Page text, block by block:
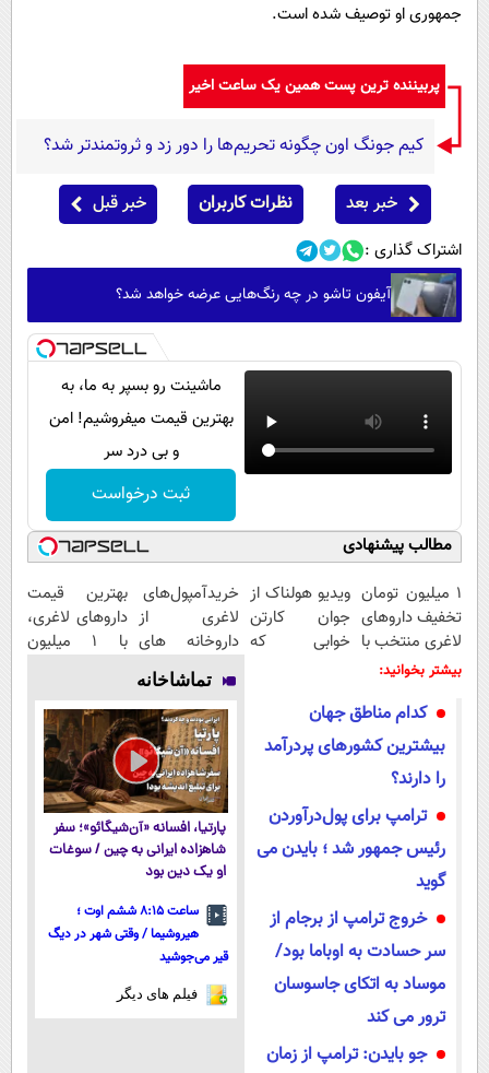
جمهوری او توصیف شده است.
پربیننده ترین پست همین یک ساعت اخیر
کیم جونگ اون چگونه تحریم‌ها را دور زد و ثروتمندتر شد؟
خبر بعد نظرات کاربران خبر قبل
اشتراک گذاری :
آیفون تاشو در چه رنگ‌هایی عرضه خواهد شد؟
ماشینت رو بسپر به ما، به
بهترین قیمت میفروشیم! امن
و بی درد سر
ثبت درخواست
مطالب پیشنهادی
۱ میلیون تومان
تخفیف داروهای
لاغری منتخب با
ارسال از
نزدیکت
ویدیو هولناک از
جوان کارتن
خوابی که
خریدآمپول‌های
لاغری از
داروخانه های
اطرافت، ارسال
فوری همراه با
پک یخ!
بهترین قیمت
داروهای لاغری،
با ۱ میلیون
بیشتر بخوانید:
کدام مناطق جهان
بیشترین کشورهای پردرآمد
را دارند؟
ترامپ برای پول‌درآوردن
رئیس جمهور شد ؛ بایدن می
گوید
خروج ترامپ از برجام از
سر حسادت به اوباما بود/
موساد به اتکای جاسوسان
ترور می کند
جو بایدن: ترامپ از زمان
تماشاخانه
پارتیا، افسانه «آن‌شیگائو»؛ سفر
شاهزاده ایرانی به چین / سوغات
او یک دین بود
ساعت ۸:۱۵ ششم اوت ؛
هیروشیما / وقتی شهر در دیگ
قیر می‌جوشید
فیلم های دیگر